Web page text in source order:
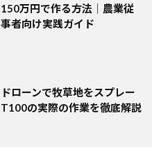
150万円で作る方法｜農業従
事者向け実践ガイド
ドローンで牧草地をスプレー
T100の実際の作業を徹底解説